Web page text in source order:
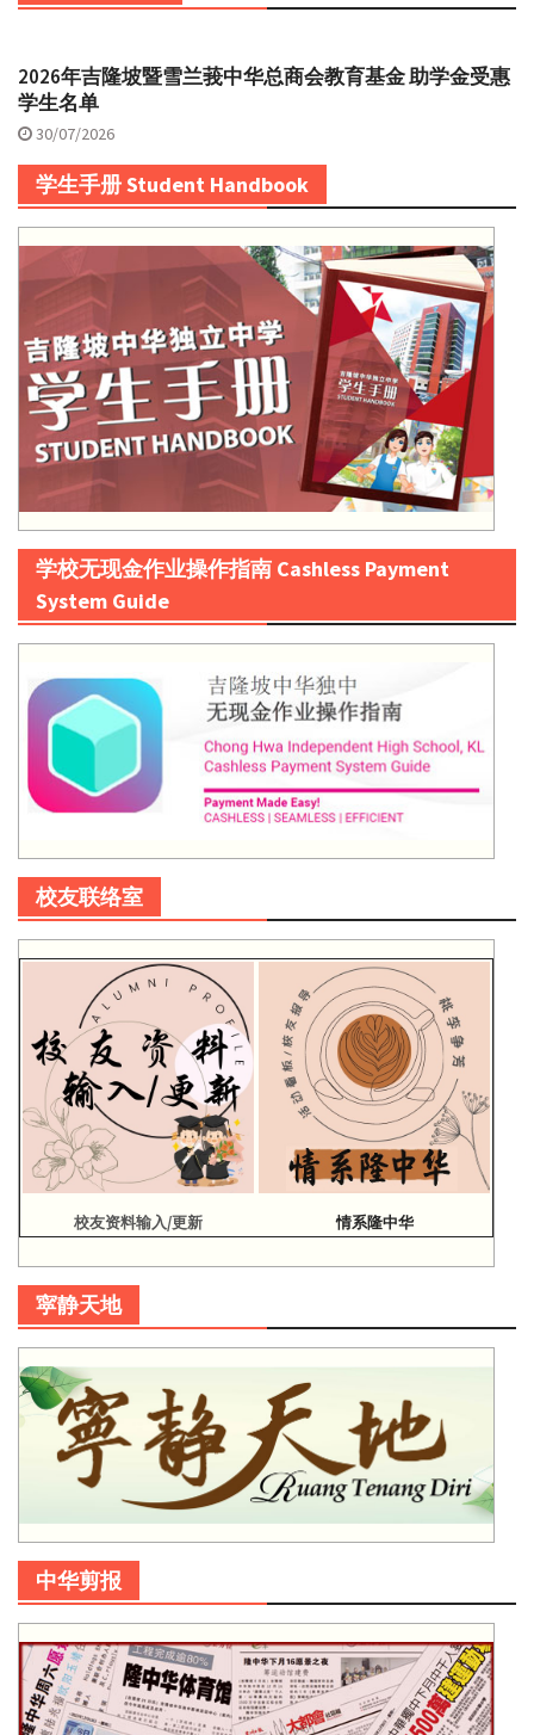
2026年吉隆坡暨雪兰莪中华总商会教育基金 助学金受惠
学生名单
30/07/2026
学生手册 Student Handbook
学校无现金作业操作指南 Cashless Payment
System Guide
校友联络室
校友资料输入/更新 情系隆中华
寜静天地
中华剪报